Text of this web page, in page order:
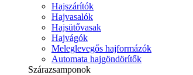
Hajszárítók
Hajvasalók
Hajsütővasak
Hajvágók
Meleglevegős hajformázók
Automata hajgöndörítők
Szárazsamponok